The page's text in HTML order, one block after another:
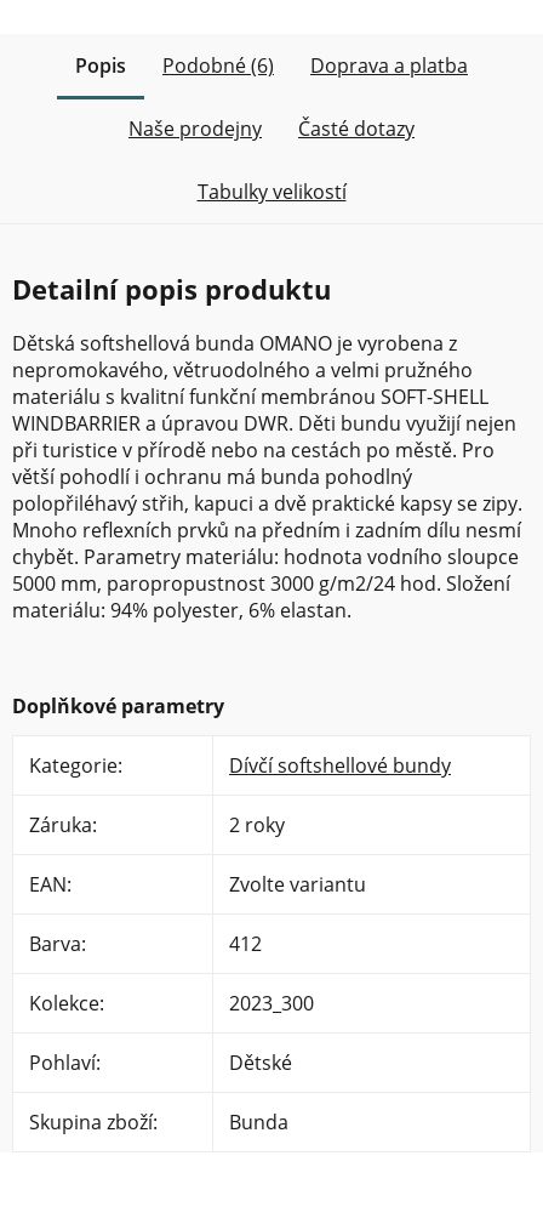
Popis Podobné (6) Doprava a platba
Naše prodejny Časté dotazy
Tabulky velikostí
Detailní popis produktu
Dětská softshellová bunda OMANO je vyrobena z
nepromokavého, větruodolného a velmi pružného
materiálu s kvalitní funkční membránou SOFT-SHELL
WINDBARRIER a úpravou DWR. Děti bundu využijí nejen
při turistice v přírodě nebo na cestách po městě. Pro
větší pohodlí i ochranu má bunda pohodlný
polopřiléhavý střih, kapuci a dvě praktické kapsy se zipy.
Mnoho reflexních prvků na předním i zadním dílu nesmí
chybět. Parametry materiálu: hodnota vodního sloupce
5000 mm, paropropustnost 3000 g/m2/24 hod. Složení
materiálu: 94% polyester, 6% elastan.
Doplňkové parametry
Kategorie: Dívčí softshellové bundy
Záruka: 2 roky
EAN: Zvolte variantu
Barva: 412
Kolekce: 2023_300
Pohlaví: Dětské
Skupina zboží: Bunda